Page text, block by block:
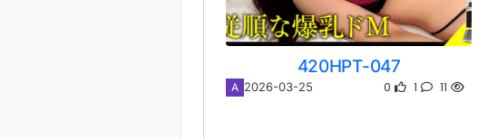
420HPT-047
A 2026-03-25 0 1 11